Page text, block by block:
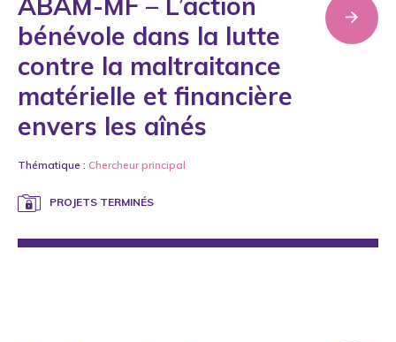
bénévole dans la lutte
contre la maltraitance
matérielle et financière
envers les aînés
Thématique : Chercheur principal
PROJETS TERMINÉS